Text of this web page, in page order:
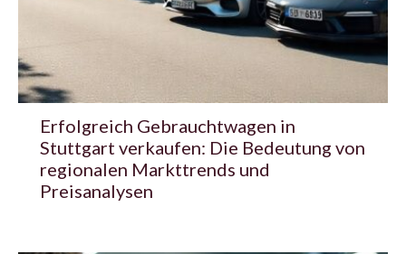
Erfolgreich Gebrauchtwagen in
Stuttgart verkaufen: Die Bedeutung von
regionalen Markttrends und
Preisanalysen